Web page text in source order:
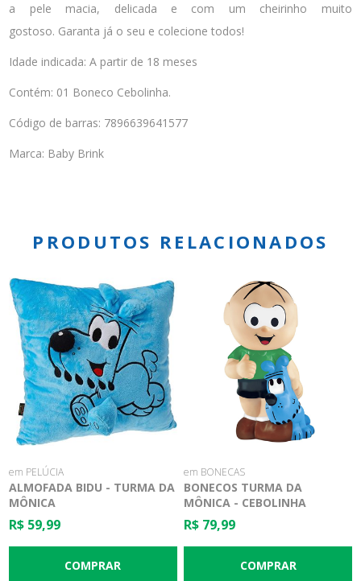
a pele macia, delicada e com um cheirinho muito
gostoso. Garanta já o seu e colecione todos!
Idade indicada: A partir de 18 meses
Contém: 01 Boneco Cebolinha.
Código de barras: 7896639641577
Marca: Baby Brink
PRODUTOS RELACIONADOS
em PELÚCIA
ALMOFADA BIDU - TURMA DA
MÔNICA
R$ 59,99
em BONECAS
BONECOS TURMA DA
MÔNICA - CEBOLINHA
R$ 79,99